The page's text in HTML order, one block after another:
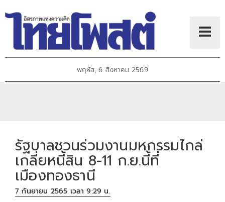
พฤหัส, 6 สิงหาคม 2569
รัฐบาลชวนร่วมงานมหกรรมไกล่
เกลี่ยหนี้สิน 8-11 ก.ย.นี้ที่
เมืองทองธานี
7 กันยายน 2565 เวลา 9:29 น.